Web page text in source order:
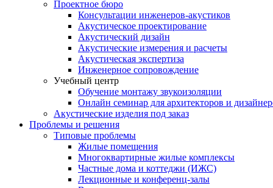
Проектное бюро
Консультации инженеров-акустиков
Акустическое проектирование
Акустический дизайн
Акустические измерения и расчеты
Акустическая экспертиза
Инженерное сопровождение
Учебный центр
Обучение монтажу звукоизоляции
Онлайн семинар для архитекторов и
Акустические изделия под заказ
Проблемы и решения
Типовые проблемы
Жилые помещения
Многоквартирные жилые комплексы
Частные дома и коттеджи (ИЖС)
Лекционные и конференц-залы